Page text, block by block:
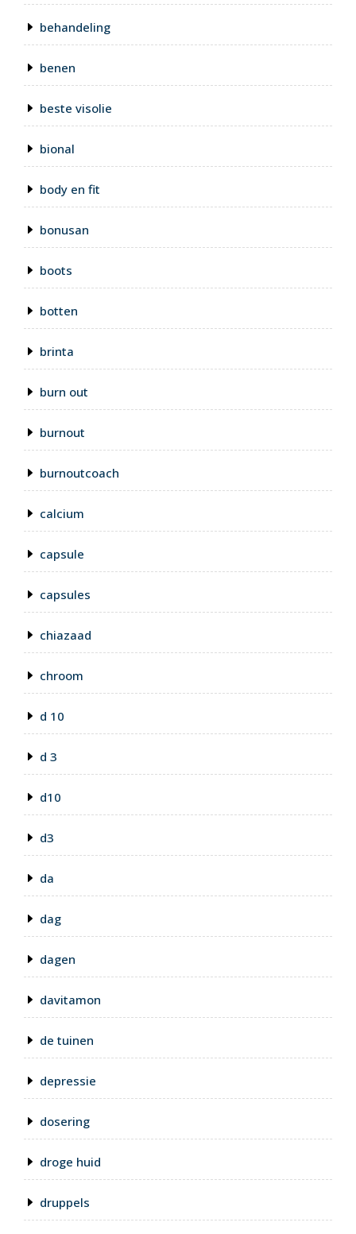
behandeling
benen
beste visolie
bional
body en fit
bonusan
boots
botten
brinta
burn out
burnout
burnoutcoach
calcium
capsule
capsules
chiazaad
chroom
d 10
d 3
d10
d3
da
dag
dagen
davitamon
de tuinen
depressie
dosering
droge huid
druppels